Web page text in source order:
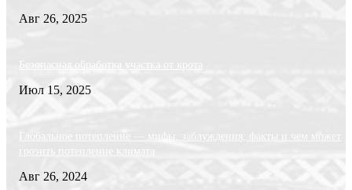
Авг 26, 2025
Безопасная обработка участка от крота
Июл 15, 2025
Глобальное потепление — мифы, заблуждения, факты и чем может
грозить потепление климата
Авг 26, 2024